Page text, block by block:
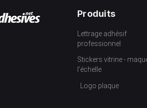
Produits
Lettrage adhésif
professionnel
Stickers vitrine -
l’échelle
Logo plaque